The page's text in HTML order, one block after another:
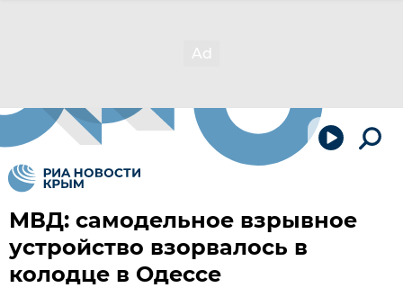
МВД: самодельное взрывное
устройство взорвалось в
колодце в Одессе